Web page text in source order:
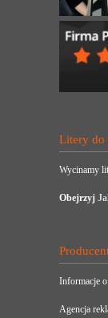
Litery do
Wycinamy
Obejrzyj
Informacje
Agencja